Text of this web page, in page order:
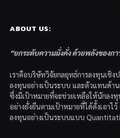
ABOUT US:
“ยกระดับความมั่งคั่ง ด้วยพลังของก
เราคือบริษัทวิจัยกลยุทธ์การลงทุนเชิง
ลงทุนอย่างเป็นระบบ และตัวแทนด้า
ซึ่งมีเป้าหมายที่จะช่วยเหลือให้นักลง
อย่างยั่งยืนตามเป้าหมายที่ได้ตั้งเอาไ
ลงทุนอย่างเป็นระบบแบบ